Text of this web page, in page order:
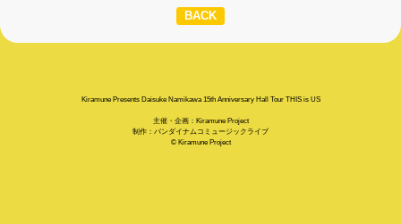
BACK
Kiramune Presents Daisuke Namikawa 15th Anniversary Hall Tour THIS is US
主催・企画：Kiramune Project
制作：バンダイナムコミュージックライブ
© Kiramune Project